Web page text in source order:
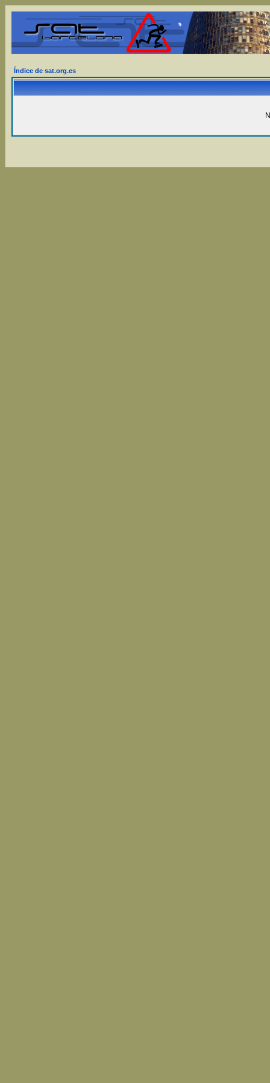
Índice de sat.org.es